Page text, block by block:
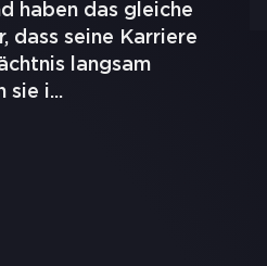
haben das gleiche
dass seine Karriere
langsam
sie i...